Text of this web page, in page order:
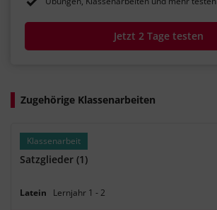
Jetzt 2 Tage testen
Zugehörige Klassenarbeiten
Klassenarbeit
Satzglieder (1)
Latein Lernjahr 1 ‐2